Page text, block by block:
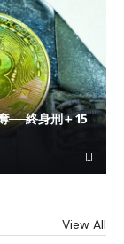
──終身刑＋15
View All